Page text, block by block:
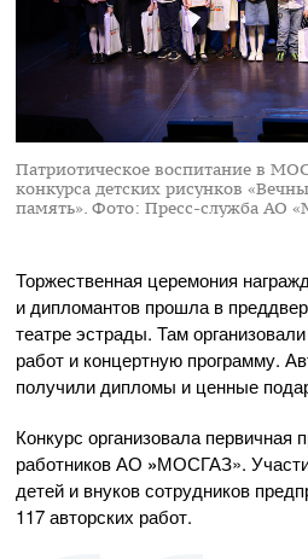
Патриотическое воспитание в
конкурса детских рисунков
память». Фото: Пресс-служба АО
Торжественная церемония
и дипломантов прошла в
театре эстрады. Там
работ и концертную программу.
получили дипломы и ценные
Конкурс организовала первичная
работников АО »МОСГАЗ».
детей и внуков сотрудников
117 авторских работ.